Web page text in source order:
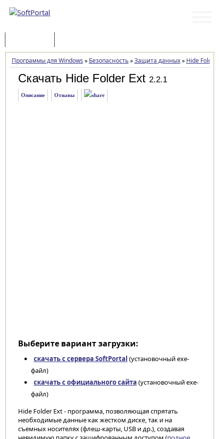
Программы для Windows » Безопасность»Защита данных» Hide Folder
Скачать Hide Folder Ext 2.2.1
Описание Отзывы
Выберите вариант загрузки:
скачать с сервера SoftPortal (установочный exe-
файл)
скачать с официального сайта (установочный exe-
файл)
Hide Folder Ext - программа, позволяющая спрятать
необходимые данные как жестком диске, так и на
съемных носителях (флеш-карты, USB и др.), создавая